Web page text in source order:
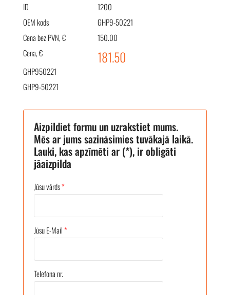
ID
1200
OEM kods
GHP9-50221
Cena bez PVN, €
150.00
Cena, €
181.50
GHP950221
GHP9-50221
Aizpildiet formu un uzrakstiet mums.
Mēs ar jums sazināsimies tuvākajā laikā.
Lauki, kas apzīmēti ar (*), ir obligāti
jāaizpilda
Jūsu vārds*
Jūsu E-Mail*
Telefona nr.